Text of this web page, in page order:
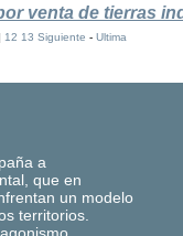
venta de tierras
12 13 Siguiente -Ultima
a
que en
un modelo
territorios.